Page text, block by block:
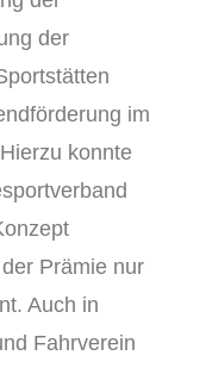
der
im
konnte
Prämie nur
Auch in
Fahrverein